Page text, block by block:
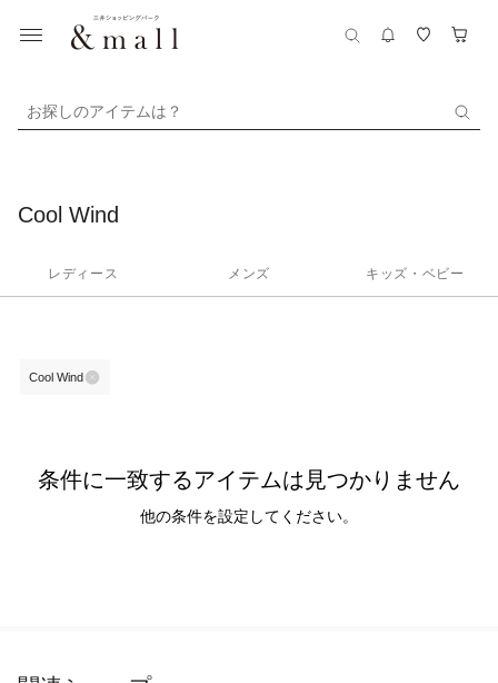
お探しのアイテムは？
Cool Wind
レディース メンズ キッズ・ベビー
Cool Wind
条件に一致するアイテムは見つかりません
他の条件を設定してください。